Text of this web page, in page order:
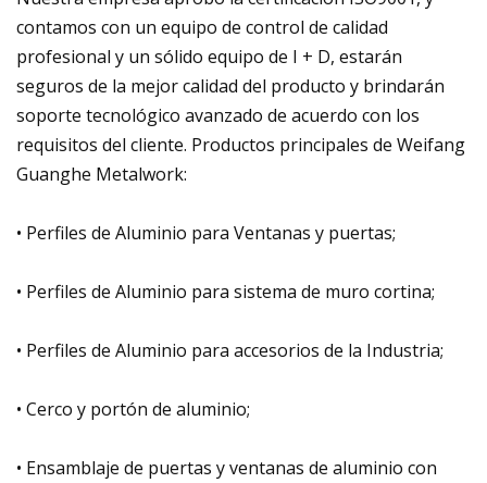
contamos con un equipo de control de calidad
profesional y un sólido equipo de I + D, estarán
seguros de la mejor calidad del producto y brindarán
soporte tecnológico avanzado de acuerdo con los
requisitos del cliente. Productos principales de Weifang
Guanghe Metalwork:
• Perfiles de Aluminio para Ventanas y puertas;
• Perfiles de Aluminio para sistema de muro cortina;
• Perfiles de Aluminio para accesorios de la Industria;
• Cerco y portón de aluminio;
• Ensamblaje de puertas y ventanas de aluminio con